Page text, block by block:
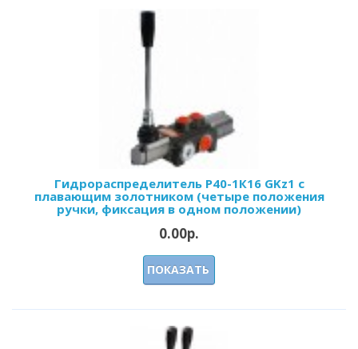
Гидрораспределитель Р40-1К16 GKz1 с
плавающим золотником (четыре положения
ручки, фиксация в одном положении)
0.00р.
ПОКАЗАТЬ